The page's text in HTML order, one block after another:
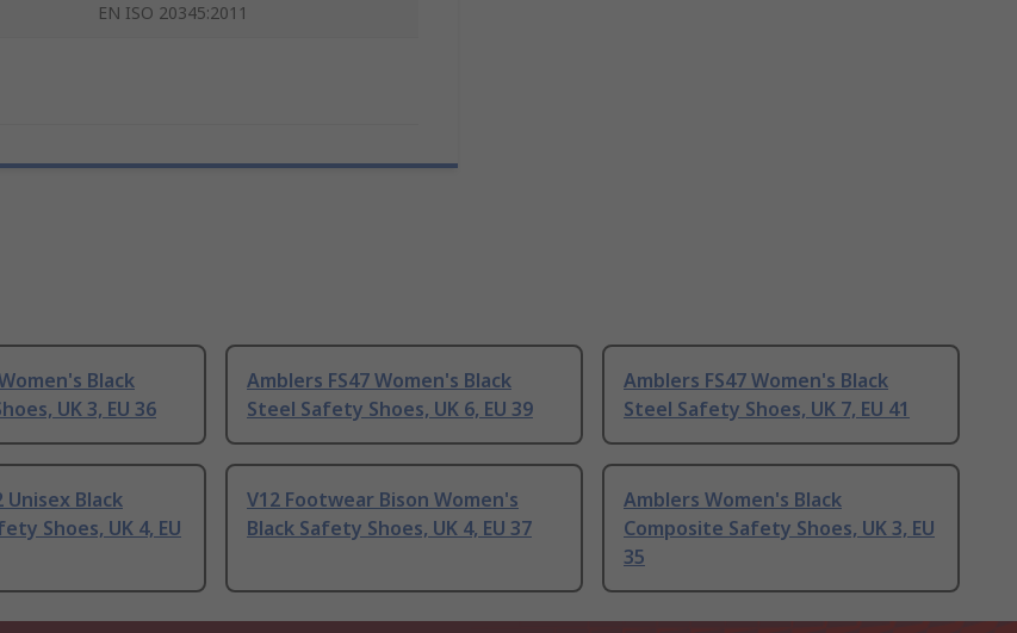
EN ISO 20345:2011
Black
UK 3, EU 36
Amblers FS47 Women's Black
Steel Safety Shoes, UK 6, EU 39
Amblers FS47 Women's Black
Steel Safety Shoes, UK 7, EU 41
Unisex Black
Shoes, UK 4, EU
V12 Footwear Bison Women's
Black Safety Shoes, UK 4, EU 37
Amblers Women's Black
Composite Safety Shoes, UK 3, EU
35